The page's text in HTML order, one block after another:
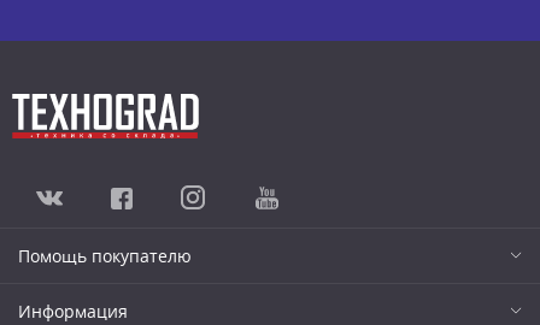
Помощь покупателю
Информация